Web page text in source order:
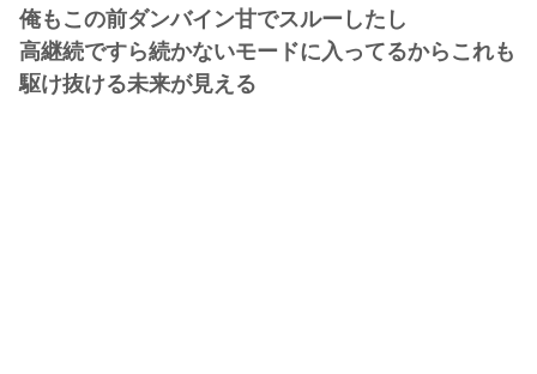
俺もこの前ダンバイン甘でスルーしたし
高継続ですら続かないモードに入ってるからこれも
駆け抜ける未来が見える